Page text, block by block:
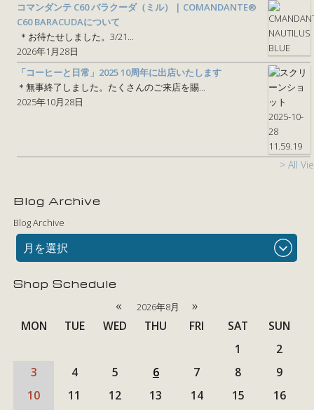
コマンダンテ C60 バラクーダ（ミル） | COMANDANTE®
C60 BARACUDAについて
＊お待たせしました。3/21...
2026年1月28日
「コーヒーと日常」2025 10周年に出店いたします
＊無事終了しました。たくさんのご来店を賜...
2025年10月28日
> All
Blog Archive
Blog Archive
月を選択
Shop Schedule
« 2026年8月 »
MON TUE WED THU FRI SAT
SUN
1
2
3
4 5 6 7 8
9
10
11 12 13 14 15
16